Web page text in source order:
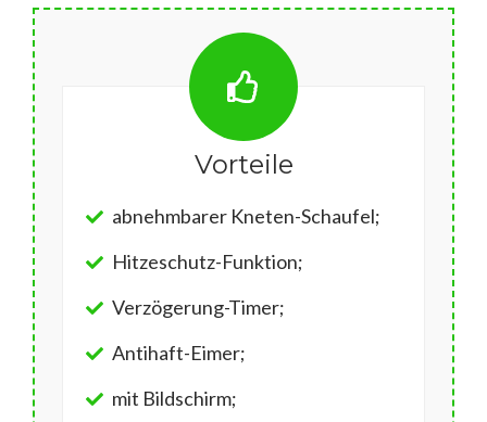
Vorteile
abnehmbarer Kneten-Schaufel;
Hitzeschutz-Funktion;
Verzögerung-Timer;
Antihaft-Eimer;
mit Bildschirm;